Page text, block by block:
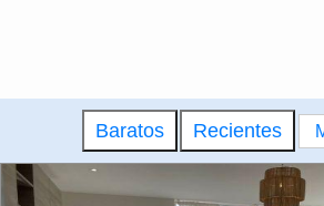
Baratos Recientes